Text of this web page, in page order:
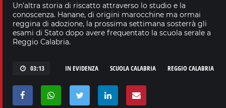
Un'altra storia di riscatto attraverso lo studio e la
conoscenza. Hanane, di origini marocchine ma ormai
reggina di adozione, la prossima settimana sosterrà gli
esami di Stato dopo avere frequentato la scuola serale a
Reggio Calabria.
03:13 REGGIO CALABRIA
SCUOLA CALABRIA
IN EVIDENZA